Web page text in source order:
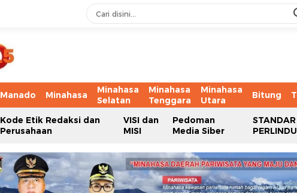
Manado Minahasa
Minahasa
Selatan
Minahasa
Tenggara
Minahasa
Utara
Bitung
Kode Etik Redaksi dan
Perusahaan
VISI dan
MISI
Pedoman
Media Siber